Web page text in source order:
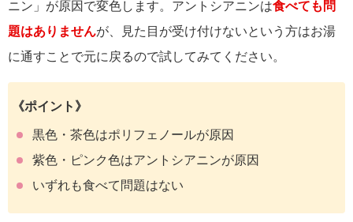
ニン」が原因で変色します。アントシアニンは食べても問
題はありませんが、見た目が受け付けないという方はお湯
に通すことで元に戻るので試してみてください。
《ポイント》
黒色・茶色はポリフェノールが原因
紫色・ピンク色はアントシアニンが原因
いずれも食べて問題はない